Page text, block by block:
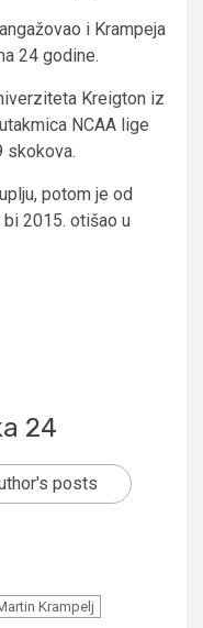
i Krampeja
24 godine.
Kreigton iz
NCAA lige
skokova.
potom je od
2015. otišao u
24
posts
Krampelj